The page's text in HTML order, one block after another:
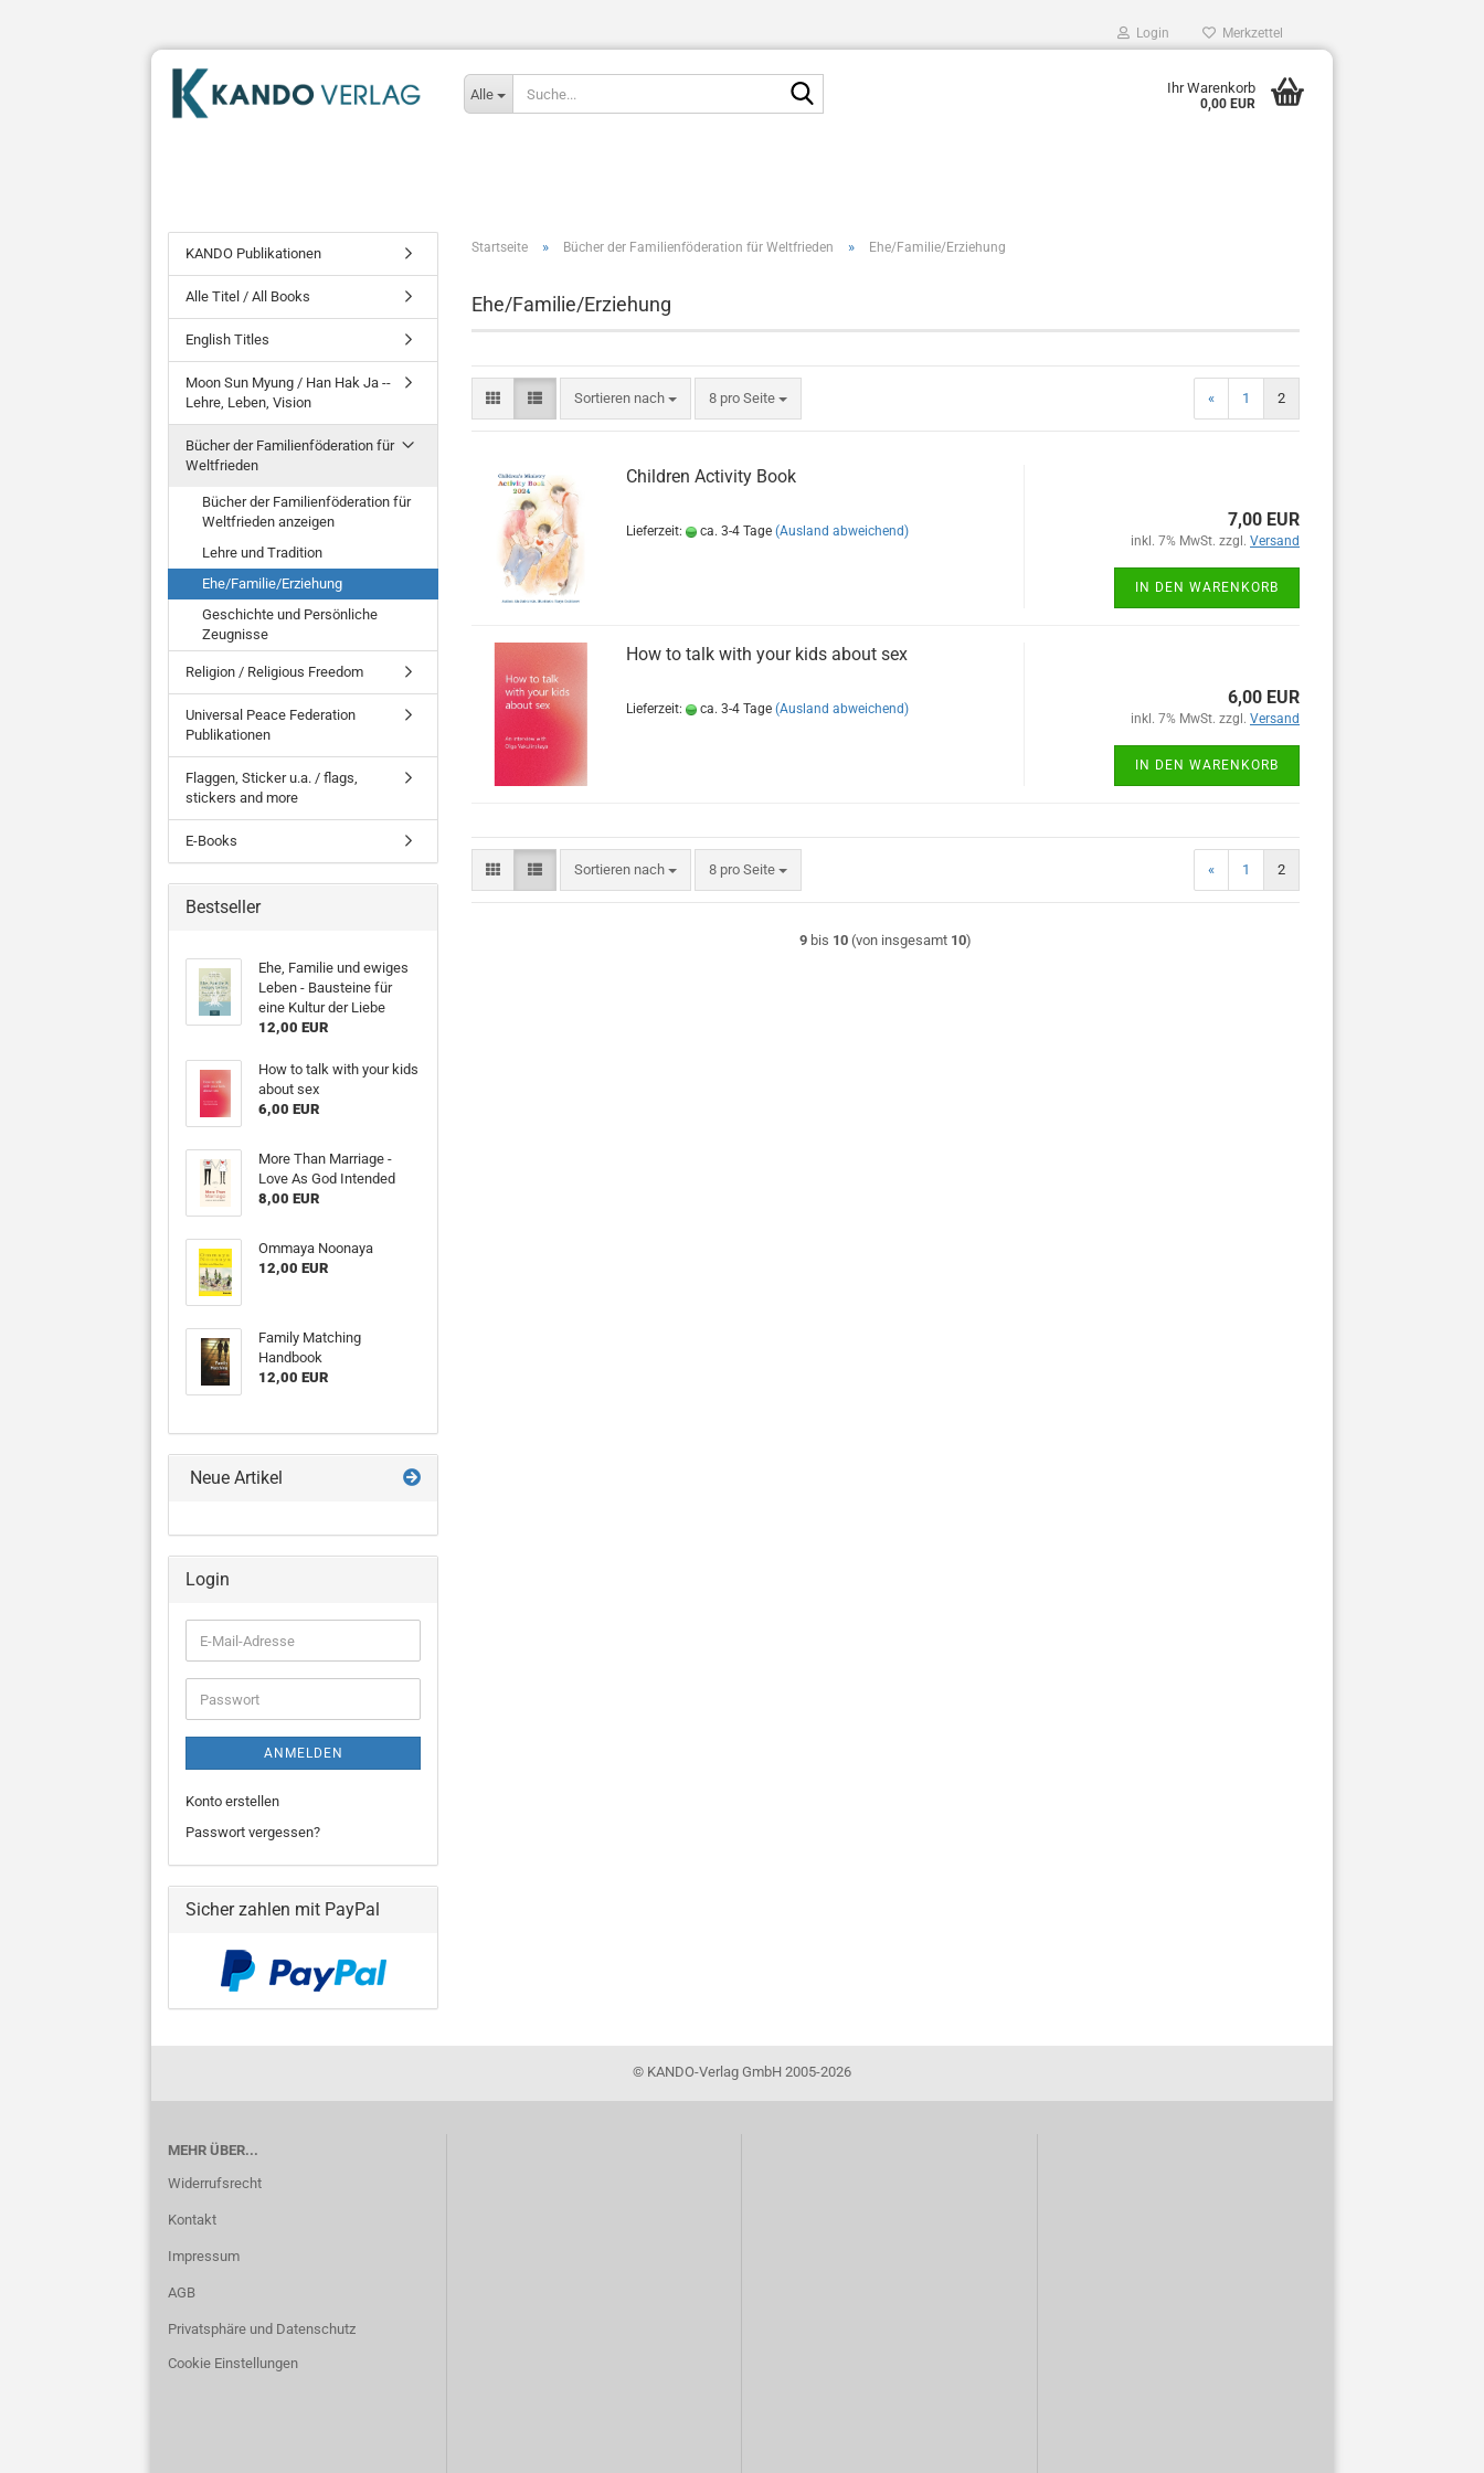
Login Merkzettel
Alle Ihr Warenkorb
0,00 EUR
Startseite » Bücher der Familienföderation für Weltfrieden » Ehe/Familie/Erziehung
Ehe/Familie/Erziehung
Sortieren nach
Sortieren nach 8 pro Seite
pro Seite « 1 2
Children Activity Book
Lieferzeit: ca. 3-4 Tage (Ausland abweichend)
7,00 EUR
inkl. 7% MwSt. zzgl. Versand
IN DEN WARENKORB
How to talk with your kids about sex
Lieferzeit: ca. 3-4 Tage (Ausland abweichend)
6,00 EUR
inkl. 7% MwSt. zzgl. Versand
IN DEN WARENKORB
Sortieren nach
Sortieren nach 8 pro Seite
pro Seite « 1 2
9 bis 10 (von insgesamt 10)
KANDO Publikationen
Alle Titel / All Books
English Titles
Moon Sun Myung / Han Hak Ja --
Lehre, Leben, Vision
Bücher der Familienföderation für
Weltfrieden
Bücher der Familienföderation für
Weltfrieden anzeigen
Lehre und Tradition
Ehe/Familie/Erziehung
Geschichte und Persönliche
Zeugnisse
Religion / Religious Freedom
Universal Peace Federation
Publikationen
Flaggen, Sticker u.a. / flags,
stickers and more
E-Books
Bestseller
Ehe, Familie und ewiges
Leben - Bausteine für
eine Kultur der Liebe
12,00 EUR
How to talk with your kids
about sex
6,00 EUR
More Than Marriage -
Love As God Intended
8,00 EUR
Ommaya Noonaya
12,00 EUR
Family Matching
Handbook
12,00 EUR
Neue Artikel
Login
E-
Mail-
Adresse
Passwort
ANMELDEN
Konto erstellen
Passwort vergessen?
Sicher zahlen mit PayPal
© KANDO-Verlag GmbH 2005-2026
MEHR ÜBER...
Widerrufsrecht
Kontakt
Impressum
AGB
Privatsphäre und Datenschutz
Cookie Einstellungen